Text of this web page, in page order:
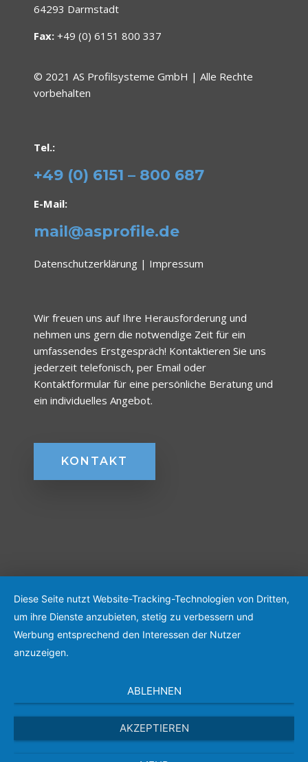
64293 Darmstadt
Fax: +49 (0) 6151 800 337
© 2021 AS Profilsysteme GmbH | Alle Rechte
vorbehalten
Tel.:
+49 (0) 6151 – 800 687
E-Mail:
mail@asprofile.de
Datenschutzerklärung | Impressum
Wir freuen uns auf Ihre Herausforderung und
nehmen uns gern die notwendige Zeit für ein
umfassendes Erstgespräch! Kontaktieren Sie uns
jederzeit telefonisch, per Email oder
Kontaktformular für eine persönliche Beratung und
ein individuelles Angebot.
KONTAKT
Diese Seite nutzt Website-Tracking-Technologien von Dritten,
um ihre Dienste anzubieten, stetig zu verbessern und
Werbung entsprechend den Interessen der Nutzer
anzuzeigen.
ABLEHNEN
AKZEPTIEREN